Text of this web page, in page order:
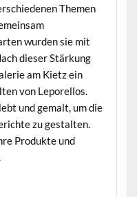
Themen
wurden sie mit
dieser Stärkung
am Kietz ein
von Leporellos.
und gemalt, um die
zu gestalten.
Produkte und